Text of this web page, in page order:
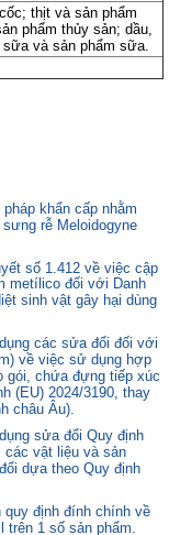
thịt và sản phẩm
phẩm thủy sản; dầu,
và sản phẩm sữa.
khẩn cấp nhằm
rễ Meloidogyne
số 1.412 về việc cập
metílico đối với Danh
sinh vật gây hại dùng
các sửa đổi đối với
về việc sử dụng hợp
gói, chứa đựng tiếp xúc
(EU) 2024/3190, thay
châu Âu).
sửa đổi Quy định
các vật liệu và sản
dựa theo Quy định
quy định đính chính về
1 số sản phẩm.